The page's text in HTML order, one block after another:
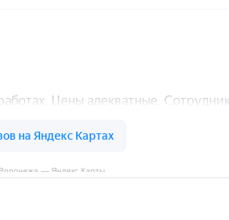
— Яндекс Карты